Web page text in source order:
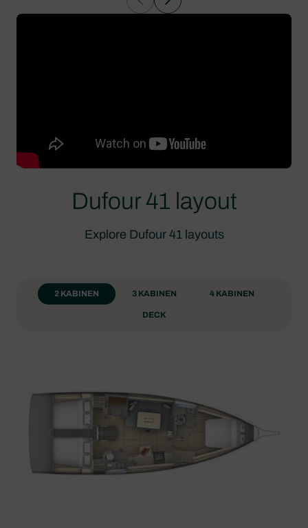
Dufour 41 layout
Explore Dufour 41 layouts
2 KABINEN 3 KABINEN 4 KABINEN
DECK